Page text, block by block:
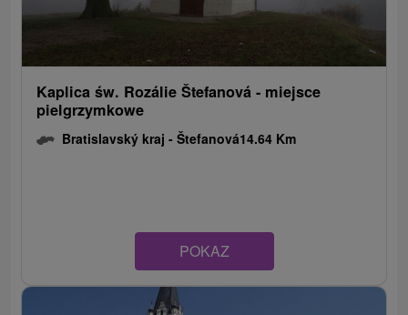
Kaplica św. Rozálie Štefanová - miejsce
pielgrzymkowe
Bratislavský kraj -Štefanová14.64 Km
POKAZ